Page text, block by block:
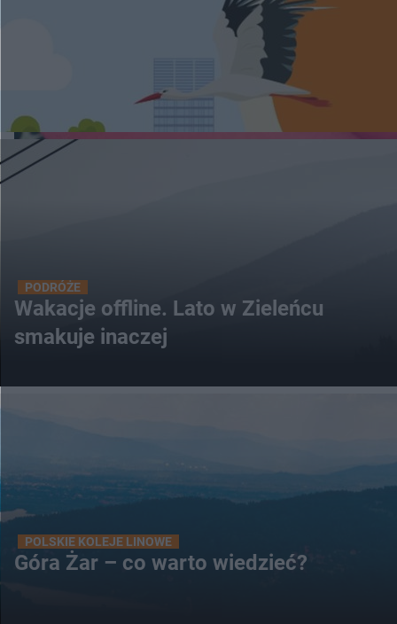
PODRÓŻE
Wakacje offline. Lato w Zieleńcu
smakuje inaczej
POLSKIE KOLEJE LINOWE
Góra Żar – co warto wiedzieć?